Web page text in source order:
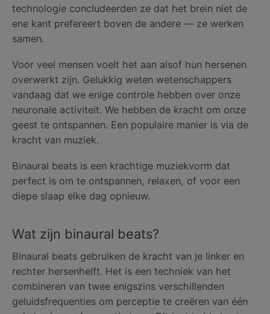
technologie concludeerden ze dat het brein niet de
ene kant prefereert boven de andere — ze werken
samen.
Voor veel mensen voelt het aan alsof hun hersenen
overwerkt zijn. Gelukkig weten wetenschappers
vandaag dat we enige controle hebben over onze
neuronale activiteit. We hebben de kracht om onze
geest te ontspannen. Een populaire manier is via de
kracht van muziek.
Binaural beats is een krachtige muziekvorm dat
perfect is om te ontspannen, relaxen, of voor een
diepe slaap elke dag opnieuw.
Wat zijn binaural beats?
Binaural beats gebruiken de kracht van je linker en
rechter hersenhelft. Het is een techniek van het
combineren van twee enigszins verschillenden
geluidsfrequenties om perceptie te creëren van één